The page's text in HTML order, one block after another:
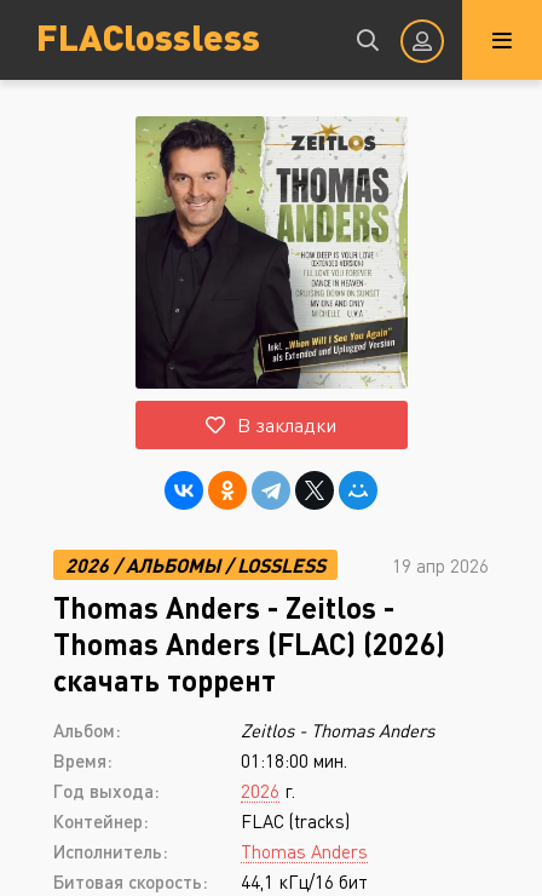
FLAClossless
Авторизация
ВОЙТИ НА САЙТ
Восстановить пароль
Или войти через
В закладки
2026 /АЛЬБОМЫ/LOSSLESS 19 апр 2026
Thomas Anders - Zeitlos -
Thomas Anders (FLAC) (2026)
скачать торрент
Альбом:
Zeitlos - Thomas Anders
Время:
01:18:00 мин.
Год выхода:
2026 г.
Контейнер:
FLAC (tracks)
Исполнитель:
Thomas Anders
Битовая скорость:
44,1 кГц/16 бит